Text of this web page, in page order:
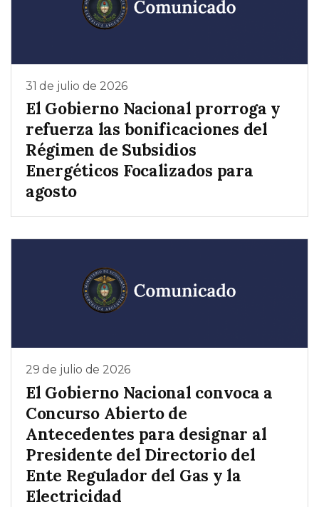
31 de julio de 2026
El Gobierno Nacional prorroga y
refuerza las bonificaciones del
Régimen de Subsidios
Energéticos Focalizados para
agosto
29 de julio de 2026
El Gobierno Nacional convoca a
Concurso Abierto de
Antecedentes para designar al
Presidente del Directorio del
Ente Regulador del Gas y la
Electricidad